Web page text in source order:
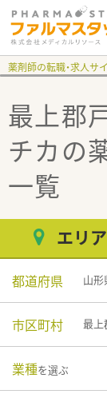
薬剤師の転職・求人サ
最上郡
チカの
一覧
エリア
都道府県 山形
市区町村 最上
業種を選ぶ